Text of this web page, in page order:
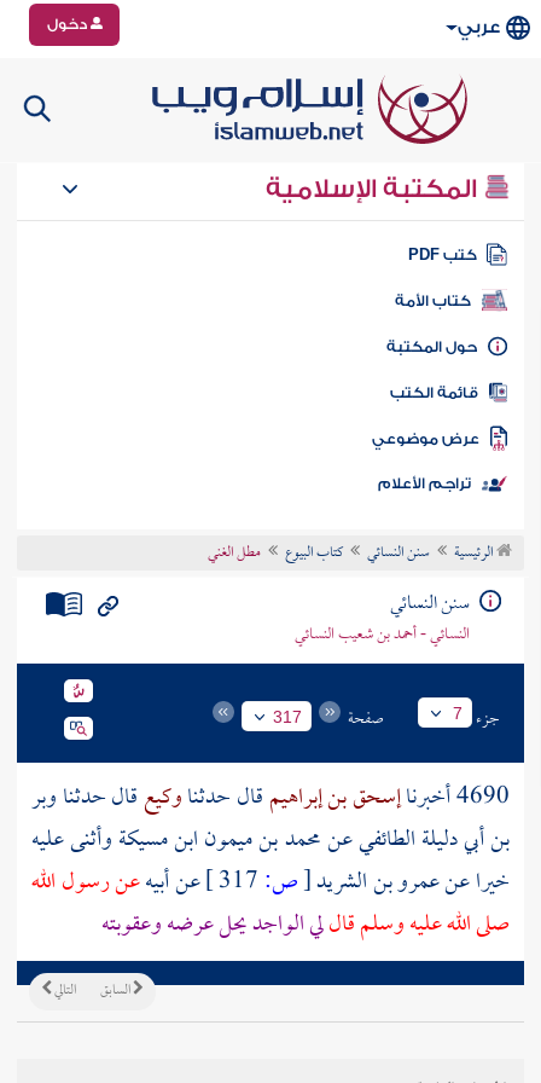
عربي دخول
المكتبة الإسلامية
كتب PDF
كتاب الأمة
المكتبة
الكتب
موضوعي
تراجم الأعلام
الرئيسية سنن النسائي كتاب البيوع مطل الغني
سنن النسائي
النسائي - أحمد بن شعيب النسائي
جزء 7 صفحة 317
4690 أخبرنا إسحق بن إبراهيمقال حدثناوكيعقال حدثناوبر
بن أبي دليلة الطائفيعنمحمد بن ميمون ابن مسيكةوأثنى عليه
خيرا عنعمرو بن الشريد[ص: عنأبيهعن رسول الله
صلى الله عليه وسلم قاللي الواجد يحل عرضه وعقوبته
التالي السابق